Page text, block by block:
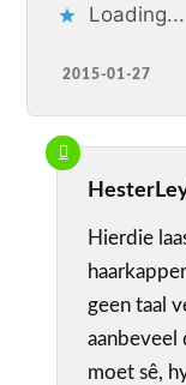
Loading...
2015-01-27
Hierdie
geen taal
aanbeveel
moet sê,